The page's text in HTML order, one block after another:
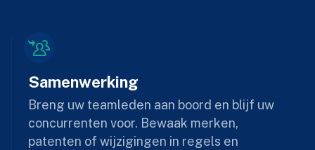
Samenwerking
Breng uw teamleden aan boord en blijf uw
concurrenten voor. Bewaak merken,
patenten of wijzigingen in regels en